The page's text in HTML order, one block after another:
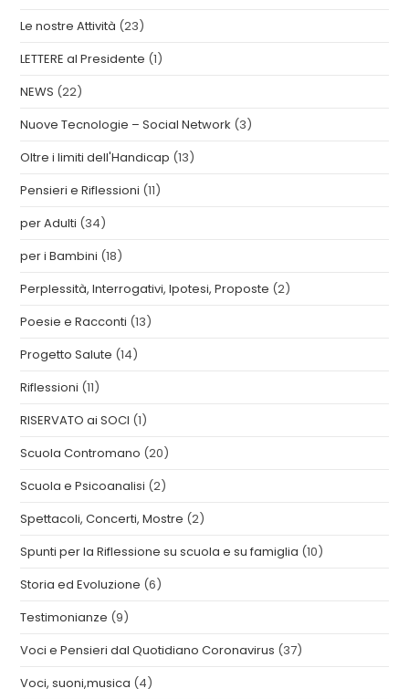
Le nostre Attività (23)
LETTERE al Presidente (1)
NEWS (22)
Nuove Tecnologie – Social Network (3)
Oltre i limiti dell'Handicap (13)
Pensieri e Riflessioni (11)
per Adulti (34)
per i Bambini (18)
Perplessità, Interrogativi, Ipotesi, Proposte (2)
Poesie e Racconti (13)
Progetto Salute (14)
Riflessioni (11)
RISERVATO ai SOCI (1)
Scuola Contromano (20)
Scuola e Psicoanalisi (2)
Spettacoli, Concerti, Mostre (2)
Spunti per la Riflessione su scuola e su famiglia (10)
Storia ed Evoluzione (6)
Testimonianze (9)
Voci e Pensieri dal Quotidiano Coronavirus (37)
Voci, suoni,musica (4)